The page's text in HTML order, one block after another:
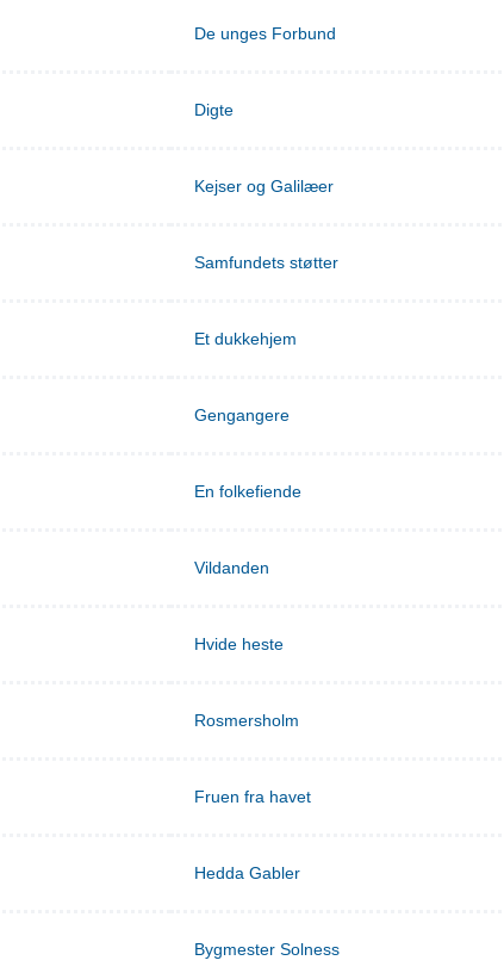
De unges Forbund
Digte
Kejser og Galilæer
Samfundets støtter
Et dukkehjem
Gengangere
En folkefiende
Vildanden
Hvide heste
Rosmersholm
Fruen fra havet
Hedda Gabler
Bygmester Solness